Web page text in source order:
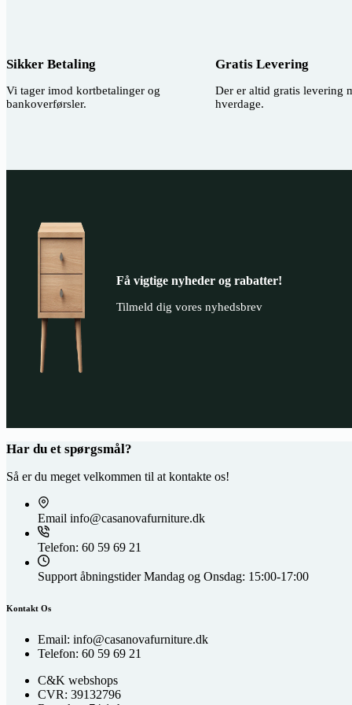
Sikker Betaling
Vi tager imod kortbetalinger og
bankoverførsler.
Gratis Levering
Der er altid gratis levering
hverdage.
Få vigtige nyheder og rabatter!
Tilmeld dig vores nyhedsbrev
Har du et spørgsmål?
Så er du meget velkommen til at kontakte os!
Email info@casanovafurniture.dk
Telefon: 60 59 69 21
Support åbningstiderMandag og Onsdag: 15:00-17:00
Kontakt Os
Email: info@casanovafurniture.dk
Telefon: 60 59 69 21
C&K webshops
CVR: 39132796